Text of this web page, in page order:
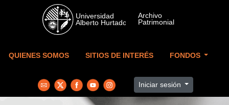
Skip to main content
QUIENES SOMOS SITIOS DE INTERÉS FONDOS
Iniciar sesión